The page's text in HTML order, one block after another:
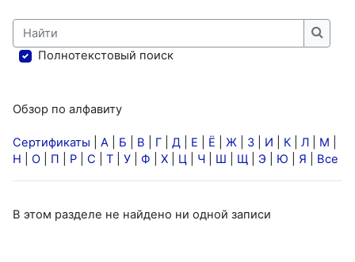
Найти
Найти
Полнотекстовый поиск
Обзор по алфавиту
Сертификаты А Б В Г Д Е Ё Ж З И К Л М
Н
О П Р С Т У Ф Х Ц Ч Ш Щ Э Ю Я Все
В этом разделе не найдено ни одной записи